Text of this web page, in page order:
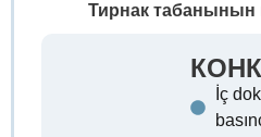
Тирнак
İç